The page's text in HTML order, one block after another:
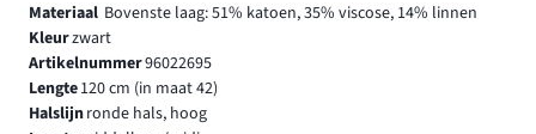
Materiaal Bovenste laag: 51% katoen, 35% viscose, 14% linnen
Kleurzwart
Artikelnummer96022695
Lengte120 cm (in maat 42)
Halslijnronde hals, hoog